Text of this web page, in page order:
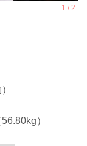
56.80kg）